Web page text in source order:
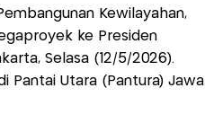
Kewilayahan,
ke Presiden
Selasa (12/5/2026).
Pantai Utara (Pantura) Jawa